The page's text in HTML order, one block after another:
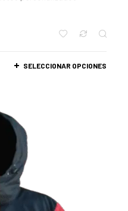
SELECCIONAR OPCIONES